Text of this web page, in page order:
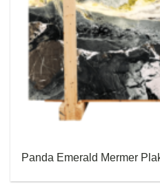
Panda Emerald Mermer